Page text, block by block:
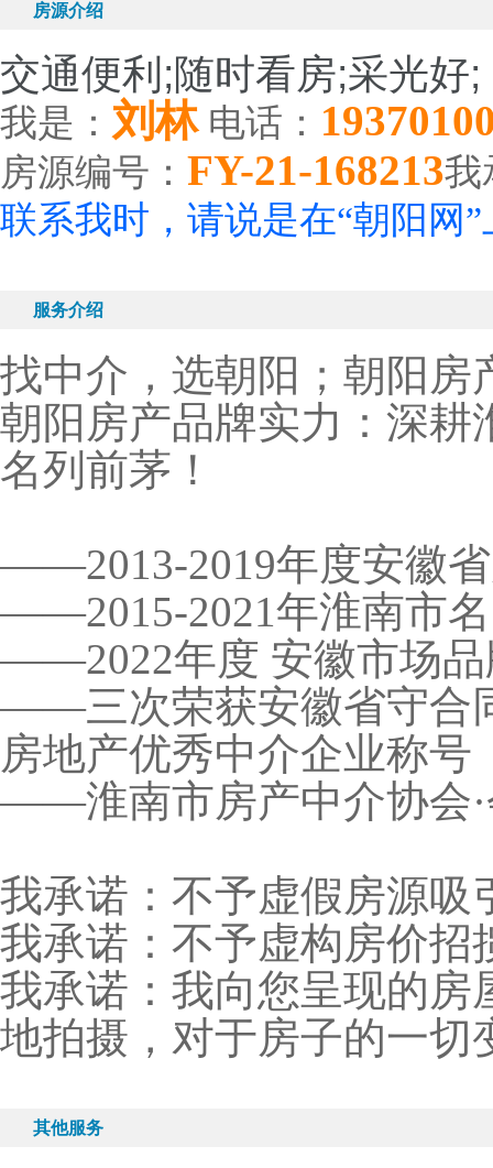
房源介绍
交通便利;随时看房;采光好;
我是： 刘林电话：
房源编号： FY-21-168213我
联系我时，请说是在“朝阳网
服务介绍
找中介，选朝阳；朝阳房
朝阳房产品牌实力：深耕
名列前茅！
——2013-2019年度安徽
——2015-2021年淮南市
——2022年度 安徽市场品
——三次荣获安徽省守合
房地产优秀中介企业称号
——淮南市房产中介协会·
我承诺：不予虚假房源吸
我承诺：不予虚构房价招
我承诺：我向您呈现的房
地拍摄，对于房子的一切
其他服务